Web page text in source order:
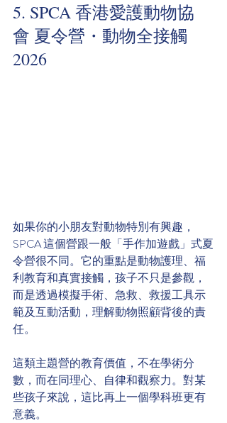
5. SPCA 香港愛護動物協
會 夏令營・動物全接觸
2026
如果你的小朋友對動物特別有興趣，
SPCA 這個營跟一般「手作加遊戲」式夏
令營很不同。它的重點是動物護理、福
利教育和真實接觸，孩子不只是參觀，
而是透過模擬手術、急救、救援工具示
範及互動活動，理解動物照顧背後的責
任。
這類主題營的教育價值，不在學術分
數，而在同理心、自律和觀察力。對某
些孩子來說，這比再上一個學科班更有
意義。